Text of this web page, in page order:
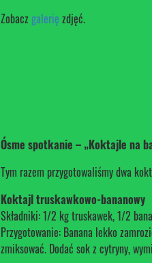
Zobaczgalerię zdjęć.
Ósme spotkanie – „Koktajle na
Tym razem przygotowaliśmy dwa
Koktajl truskawkowo-bananowy
Składniki: 1/2 kg truskawek, 1/2
Przygotowanie: Banana lekko
zmiksować. Dodać sok z cytryny,